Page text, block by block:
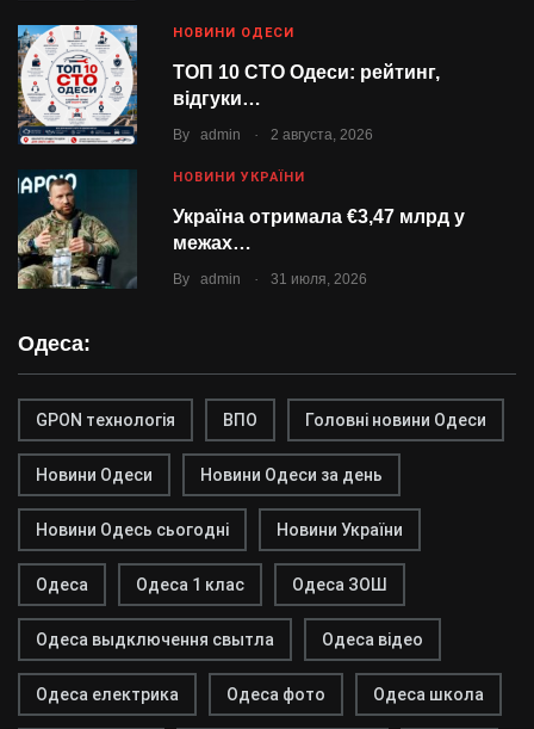
НОВИНИ ОДЕСИ
ТОП 10 СТО Одеси: рейтинг,
відгуки…
By admin . 2 августа, 2026
НОВИНИ УКРАЇНИ
Україна отримала €3,47 млрд у
межах…
By admin . 31 июля, 2026
Одеса:
GPON технологія ВПО Головні новини Одеси
Новини Одеси Новини Одеси за день
Новини Одесь сьогодні Новини України
Одеса Одеса 1 клас Одеса ЗОШ
Одеса выдключення свытла Одеса відео
Одеса електрика Одеса фото Одеса школа